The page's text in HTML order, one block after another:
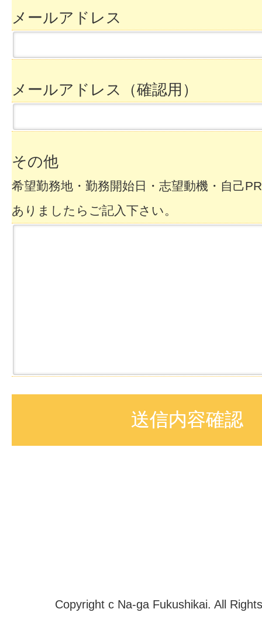
メールアドレス
メールアドレス（確認用）
その他
希望勤務地・勤務開始日・志望動機・自己
ありましたらご記入下さい。
Copyright c Na-ga Fukushikai. All